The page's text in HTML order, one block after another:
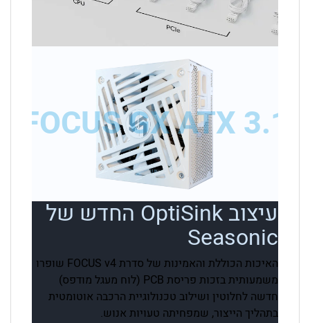
עיצוב OptiSink החדש של
Seasonic
האיכות הכוללת והאמינות של סדרת FOCUS v4 שופרו
משמעותית בזכות פריסת PCB (לוח מעגל מודפס)
חדשה לחלוטין ושילוב טכנולוגיית הרכבה אוטומטית
בתהליך הייצור, שמפחיתה טעויות אנוש.